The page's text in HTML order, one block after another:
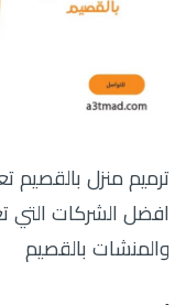
ترميم منزل بالقصيم
افضل الشركات التي
والمنشات بالقصيم